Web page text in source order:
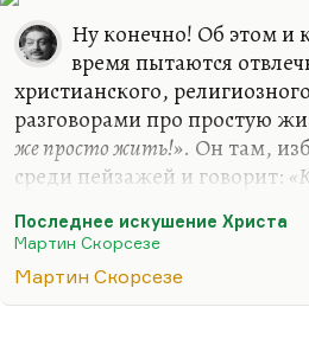
Чем заканчивается союз с
ХХ веке. Поэтому
медленно возвращается к
Ну конечно! Об этом и
время пытаются
христианского,
разговорами про простую
же просто жить!». Он там,
среди пейзажей и говорит:
рожден для подвига, никоим
замечает благодати мира,
вкуса вина, вкуса еды…
Последнее искушение Христа
Мартин Скорсезе
Мартин Скорсезе